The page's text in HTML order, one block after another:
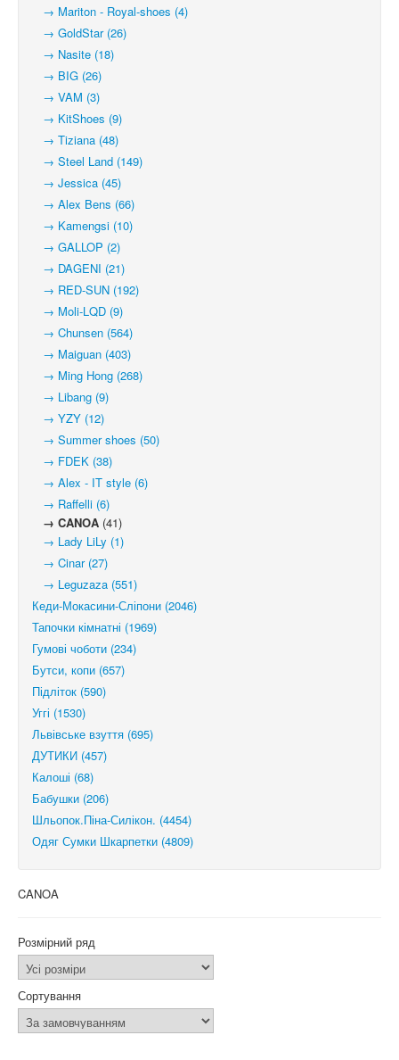
→ Mariton - Royal-shoes (4)
→ GoldStar (26)
→ Nasite (18)
→ BIG (26)
→ VAM (3)
→ KitShoes (9)
→ Tiziana (48)
→ Steel Land (149)
→ Jessica (45)
→ Alex Bens (66)
→ Kamengsi (10)
→ GALLOP (2)
→ DAGENI (21)
→ RED-SUN (192)
→ Moli-LQD (9)
→ Chunsen (564)
→ Maiguan (403)
→ Ming Hong (268)
→ Libang (9)
→ YZY (12)
→ Summer shoes (50)
→ FDEK (38)
→ Alex - IT style (6)
→ Raffelli (6)
→ CANOA (41)
→ Lady LiLy (1)
→ Cinar (27)
→ Leguzaza (551)
Кеди-Мокасини-Сліпони (2046)
Тапочки кімнатні (1969)
Гумові чоботи (234)
Бутси, копи (657)
Підліток (590)
Уггі (1530)
Львівське взуття (695)
ДУТИКИ (457)
Калоші (68)
Бабушки (206)
Шльопок.Піна-Силікон. (4454)
Одяг Сумки Шкарпетки (4809)
CANOA
Розмірний ряд
Сортування